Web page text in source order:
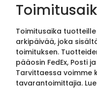
Toimitusaika
arkipäivää, joka
toimituksen.
pääosin FedEx, Posti
Tarvittaessa voimme
tavarantoimittajia.